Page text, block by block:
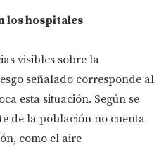
los hospitales
visibles sobre la
señalado corresponde al
esta situación. Según se
de la población no cuenta
como el aire